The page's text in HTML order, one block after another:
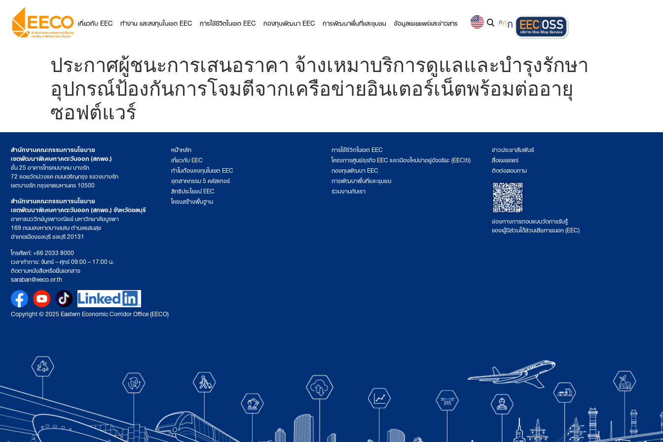
เกี่ยวกับ EEC ทำงาน และลงทุนในเขต EEC การใช้ชีวิตในเขต EEC กองทุนพัฒนา EEC การพัฒนาพื้นที่และชุมชน ข้อมูลเผยแพร่และข่าวสาร กกก
ประกาศผู้ชนะการเสนอราคา จ้างเหมาบริการดูแลและบำรุงรักษา
อุปกรณ์ป้องกันการโจมตีจากเครือข่ายอินเตอร์เน็ตพร้อมต่ออายุ
ซอฟต์แวร์
สำนักงานคณะกรรมการนโยบาย
เขตพัฒนาพิเศษภาคตะวันออก (สกพอ.)
ชั้น 25 อาคารโทรคมนาคม บางรัก
72 ซอยวัดม่วงแค ถนนเจริญกรุง แขวงบางรัก
เขตบางรัก กรุงเทพมหานคร 10500
สำนักงานคณะกรรมการนโยบาย
เขตพัฒนาพิเศษภาคตะวันออก (สกพอ.) จังหวัดชลบุรี
อาคารนววิทย์บูรพาวณิชย์ มหาวิทยาลัยบูรพา
169 ถนนลงหาดบางแสน ตำบลแสนสุข
อำเภอเมืองชลบุรี ชลบุรี 20131
โทรศัพท์: +66 2033 8000
เวลาทำการ: จันทร์ – ศุกร์ 09:00 – 17:00 น.
ติดตามหนังสือหรือยื่นเอกสาร
saraban@eeco.or.th
หน้าหลัก
เกี่ยวกับ EEC
ทำไมต้องลงทุนในเขต EEC
อุตสาหกรรม 5 คลัสเตอร์
สิทธิประโยชน์ EEC
โครงสร้างพื้นฐาน
การใช้ชีวิตในเขต EEC
โครงการศูนย์ธุรกิจ EEC และเมืองใหม่น่าอยู่อัจฉริยะ (EECiti)
กองทุนพัฒนา EEC
การพัฒนาพื้นที่และชุมชน
ร่วมงานกับเรา
ข่าวประชาสัมพันธ์
สื่อเผยแพร่
ติดต่อสอบถาม
ช่องทางการตอบแบบวัดการรับรู้
ของผู้มีส่วนได้ส่วนเสียภายนอก (EEC)
Copyright © 2025 Eastern Economic Corridor Office (EECO)